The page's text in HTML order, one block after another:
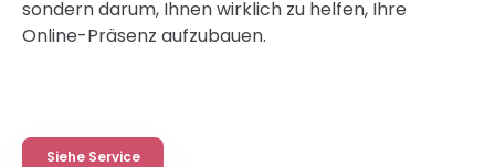
sondern darum, Ihnen wirklich zu helfen, Ihre
Online-Präsenz aufzubauen.
Siehe Service